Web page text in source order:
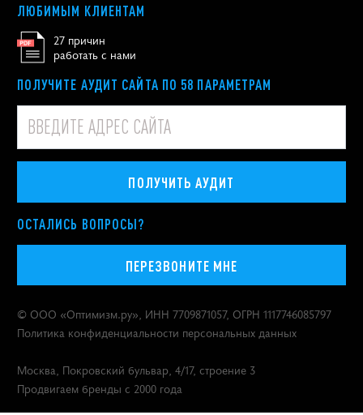
ЛЮБИМЫМ КЛИЕНТАМ
27 причин
работать с нами
ПОЛУЧИТЕ АУДИТ САЙТА ПО 58 ПАРАМЕТРАМ
ПОЛУЧИТЬ АУДИТ
ОСТАЛИСЬ ВОПРОСЫ?
ПЕРЕЗВОНИТЕ МНЕ
© ООО «Оптимизм.ру», ИНН 7709871057, ОГРН 1117746085797
Политика конфиденциальности персональных данных
Москва, Покровский бульвар, 4/17, строение 3
Продвигаем бренды с 2000 года